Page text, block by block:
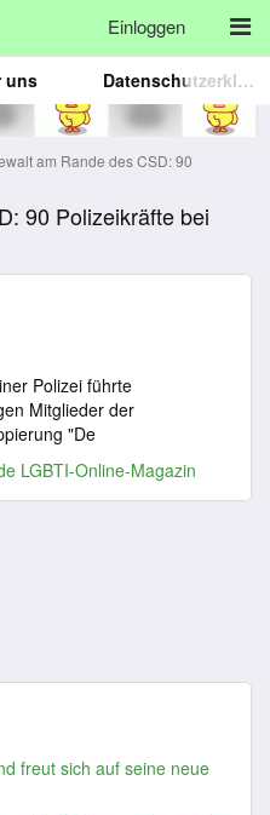
Einloggen
uns Datenschutzerklärung
am Rande des CSD: 90
90 Polizeikräfte bei
Polizei führte
Mitglieder der
"De
LGBTI-Online-Magazin
freut sich auf seine neue